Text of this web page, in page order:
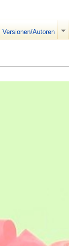
Versionen/Autoren